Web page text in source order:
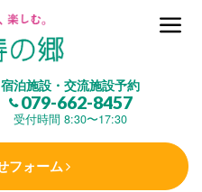
宿泊施設・交流施設予約
079-662-8457
受付時間 8:30〜17:30
フォーム